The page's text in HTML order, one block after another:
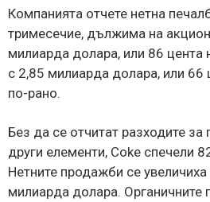
Компанията отчете нетна
тримесечие, дължима на
милиарда долара, или 86 цента
с 2,85 милиарда долара, или 66
по-рано.
Без да се отчитат разходите за
други елементи, Coke спечели
Нетните продажби се
милиарда долара. Органичните